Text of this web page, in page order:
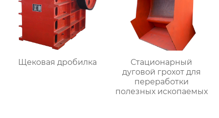
Щековая дробилка
Стационарный
дуговой грохот для
переработки
полезных ископаемых